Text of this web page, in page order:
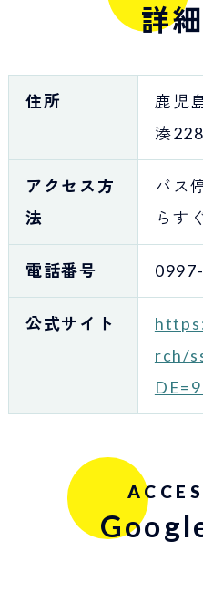
詳
住所
鹿児
湊
アクセス方
法
バス
らす
電話番号
公式サイト
rch/